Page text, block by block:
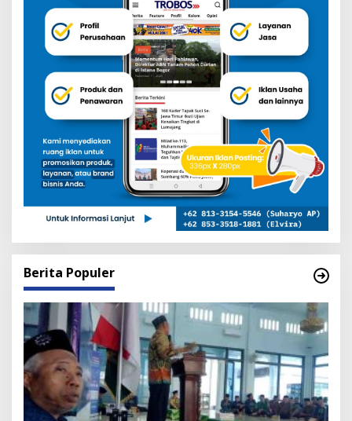
Berita Populer